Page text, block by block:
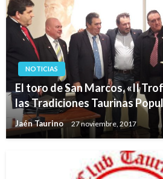
NOTICIAS
El toro de San Marcos, «II
las Tradiciones Taurinas
Jaén Taurino 27 noviembre, 2017